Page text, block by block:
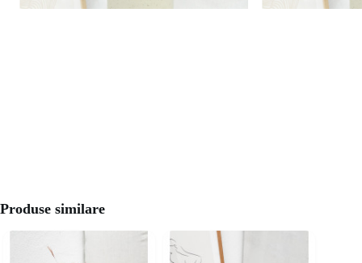
Produse similare